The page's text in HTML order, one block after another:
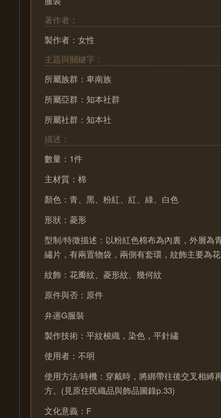
著作者：
製作者：女性
主題與關鍵字：
所屬族群：卑南族
所屬亞群：知本社群
所屬社群：知本社
描述：
數量：1件
主材質：棉
顏色：青、黑、粉紅、紅、綠、白色
形狀：菱形
型制/特徵描述：以粉紅色棉布為內裏，外層為
繡片，有兩置物袋，兩側有套環，紋飾主要為
紋飾：花瓣紋、菱形紋、幾何紋
原件與否：原件
弁遄G服裝
製作技術：平紋梭織，染色，平針繡
使用者：不明
使用方法/時機：穿戴時，將綁帶往後交叉相縛
方。(見原住民織品與飾品圖錄p.33)
文化意義：F